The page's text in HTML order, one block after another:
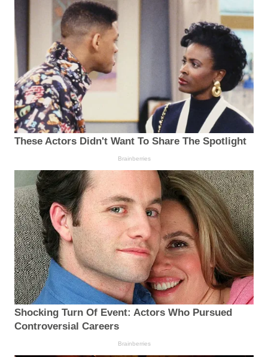
These Actors Didn't Want To Share The Spotlight
Brainberries
Shocking Turn Of Event: Actors Who Pursued
Controversial Careers
Brainberries